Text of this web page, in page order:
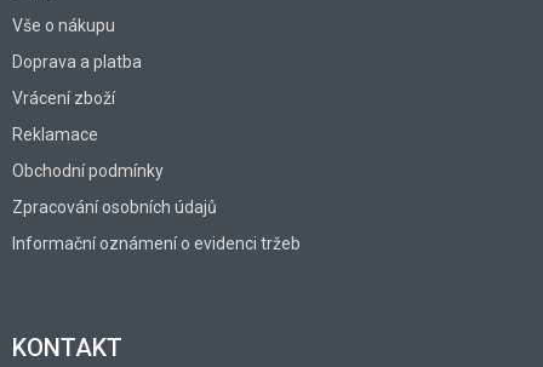
Vše o nákupu
Doprava a platba
Vrácení zboží
Reklamace
Obchodní podmínky
Zpracování osobních údajů
Informační oznámení o evidenci tržeb
KONTAKT